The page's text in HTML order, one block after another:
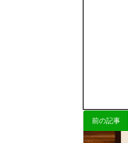
前の記事